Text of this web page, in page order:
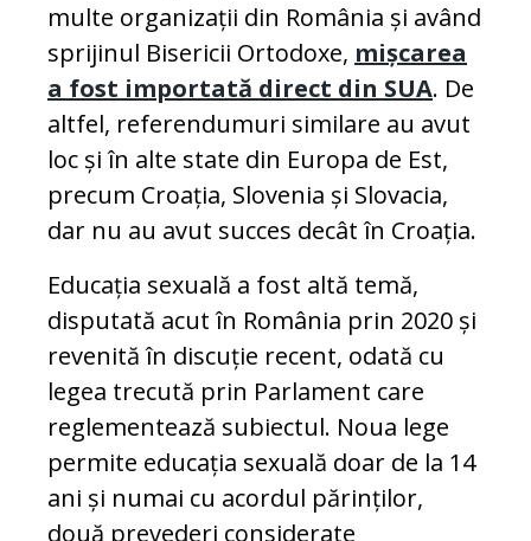
multe organizații din România și având
sprijinul Bisericii Ortodoxe, mișcarea
a fost importată direct din SUA. De
altfel, referendumuri similare au avut
loc și în alte state din Europa de Est,
precum Croația, Slovenia și Slovacia,
dar nu au avut succes decât în Croația.
Educația sexuală a fost altă temă,
disputată acut în România prin 2020 și
revenită în discuție recent, odată cu
legea trecută prin Parlament care
reglementează subiectul. Noua lege
permite educația sexuală doar de la 14
ani și numai cu acordul părinților,
două prevederi considerate